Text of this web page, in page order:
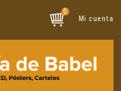
Mi cuenta
0